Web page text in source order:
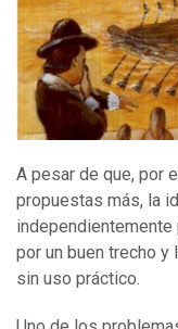
A pesar de que, por
propuestas más, la
por un buen trecho
sin uso práctico.